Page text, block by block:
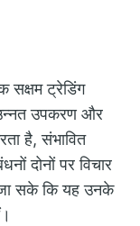
सक्षम ट्रेडिंग
उपकरण और
है, संभावित
दोनों पर विचार
जा सके कि यह उनके